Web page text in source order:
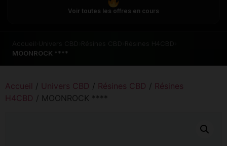
Voir toutes les offres en cours
MOONROCK ****
Accueil / Univers CBD / Résines CBD / Résines
H4CBD / MOONROCK ****